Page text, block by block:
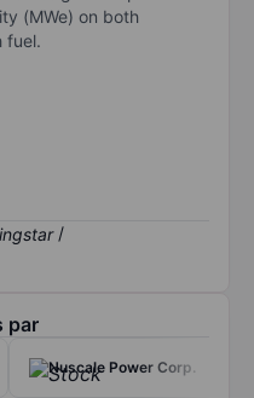
(MWe) on both
fuel.
/
par
Nuscale Power Corp.